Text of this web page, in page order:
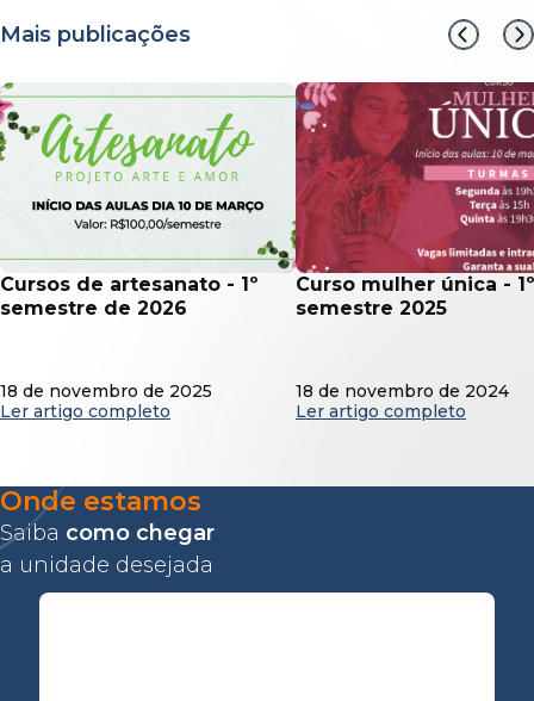
Mais publicações
cursos de artesanato - 1º
semestre de 2026
18 de novembro de 2025
Ler artigo completo
curso mulher única - 1º
semestre 2025
18 de novembro de 2024
Ler artigo completo
Onde estamos
Saiba como chegar
a unidade desejada